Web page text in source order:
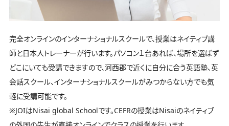
完全オンラインのインターナショナルスクールで、授業はネイティブ講
師と日本人トレーナーが行います。パソコン１台あれば、場所を選ばず
どこにいても受講できますので、河西郡で近くに自分に合う英語塾、英
会話スクール、インターナショナルスクールがみつからない方でも気
軽に受講可能です。
※JOIはNisai global Schoolです。CEFRの授業はNisaiのネイティブ